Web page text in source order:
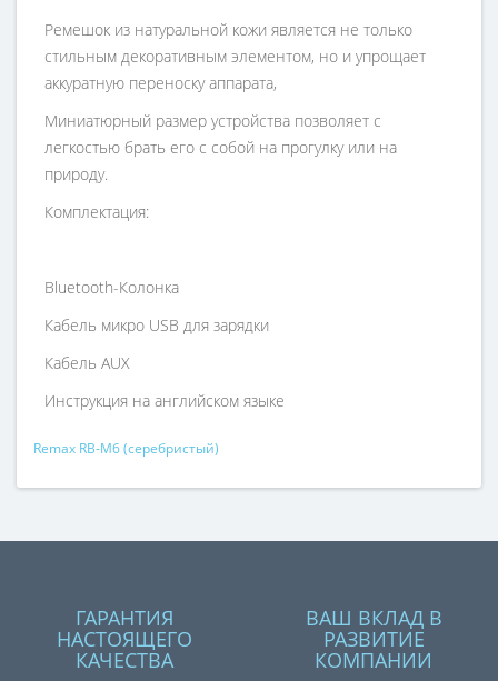
Ремешок из натуральной кожи является не только
стильным декоративным элементом, но и упрощает
аккуратную переноску аппарата,
Миниатюрный размер устройства позволяет с
легкостью брать его с собой на прогулку или на
природу.
Комплектация:
Bluetooth-Колонка
Кабель микро USB для зарядки
Кабель AUX
Инструкция на английском языке
Remax RB-M6 (cеребристый)
ГАРАНТИЯ
НАСТОЯЩЕГО
КАЧЕСТВА
ВАШ ВКЛАД В
РАЗВИТИЕ
КОМПАНИИ